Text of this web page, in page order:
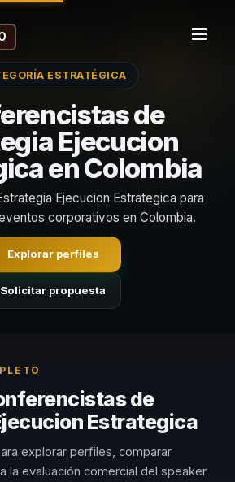
ESTRATÉGICA
de
Ejecucion
en Colombia
Ejecucion Estrategica para
corporativos en Colombia.
Explorar perfiles
Solicitar propuesta
de
Estrategica
explorar perfiles, comparar
la evaluación comercial del speaker